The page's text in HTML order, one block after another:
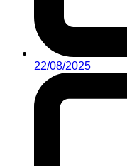
22/08/2025